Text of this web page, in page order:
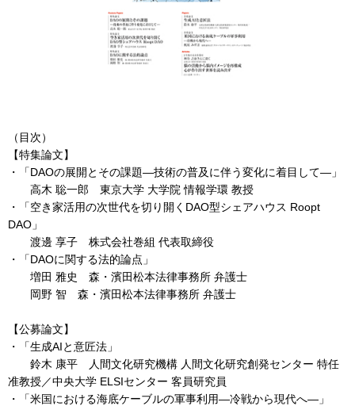
（目次）
【特集論文】
・「DAOの展開とその課題―技術の普及に伴う変化に着目して―」
高木 聡一郎 東京大学 大学院 情報学環 教授
・「空き家活用の次世代を切り開くDAO型シェアハウス Roopt
DAO」
渡邊 享子 株式会社巻組 代表取締役
・「DAOに関する法的論点」
増田 雅史 森・濱田松本法律事務所 弁護士
岡野 智 森・濱田松本法律事務所 弁護士
【公募論文】
・「生成AIと意匠法」
鈴木 康平 人間文化研究機構 人間文化研究創発センター 特任
准教授／中央大学 ELSIセンター 客員研究員
・「米国における海底ケーブルの軍事利用―冷戦から現代へ―」